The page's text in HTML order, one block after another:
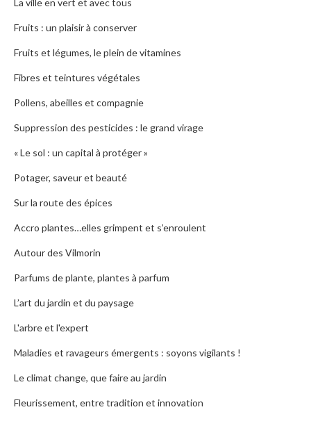
La ville en vert et avec tous
Fruits : un plaisir à conserver
Fruits et légumes, le plein de vitamines
Fibres et teintures végétales
Pollens, abeilles et compagnie
Suppression des pesticides : le grand virage
« Le sol : un capital à protéger »
Potager, saveur et beauté
Sur la route des épices
Accro plantes…elles grimpent et s’enroulent
Autour des Vilmorin
Parfums de plante, plantes à parfum
L’art du jardin et du paysage
L'arbre et l'expert
Maladies et ravageurs émergents : soyons vigilants !
Le climat change, que faire au jardin
Fleurissement, entre tradition et innovation